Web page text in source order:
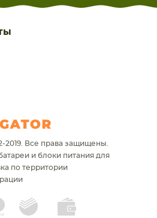
2019. Все права защищены.
и блоки питания для
по территории